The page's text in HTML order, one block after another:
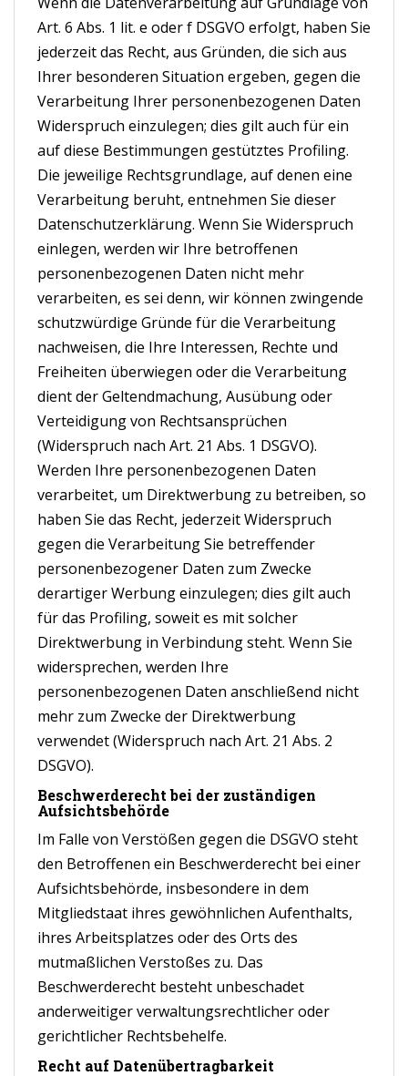
Art. 6 Abs. 1 lit. e oder f DSGVO erfolgt, haben Sie
jederzeit das Recht, aus Gründen, die sich aus
Ihrer besonderen Situation ergeben, gegen die
Verarbeitung Ihrer personenbezogenen Daten
Widerspruch einzulegen; dies gilt auch für ein
auf diese Bestimmungen gestütztes Profiling.
Die jeweilige Rechtsgrundlage, auf denen eine
Verarbeitung beruht, entnehmen Sie dieser
Datenschutzerklärung. Wenn Sie Widerspruch
einlegen, werden wir Ihre betroffenen
personenbezogenen Daten nicht mehr
verarbeiten, es sei denn, wir können zwingende
schutzwürdige Gründe für die Verarbeitung
nachweisen, die Ihre Interessen, Rechte und
Freiheiten überwiegen oder die Verarbeitung
dient der Geltendmachung, Ausübung oder
Verteidigung von Rechtsansprüchen
(Widerspruch nach Art. 21 Abs. 1 DSGVO).
Werden Ihre personenbezogenen Daten
verarbeitet, um Direktwerbung zu betreiben, so
haben Sie das Recht, jederzeit Widerspruch
gegen die Verarbeitung Sie betreffender
personenbezogener Daten zum Zwecke
derartiger Werbung einzulegen; dies gilt auch
für das Profiling, soweit es mit solcher
Direktwerbung in Verbindung steht. Wenn Sie
widersprechen, werden Ihre
personenbezogenen Daten anschließend nicht
mehr zum Zwecke der Direktwerbung
verwendet (Widerspruch nach Art. 21 Abs. 2
DSGVO).
Beschwerderecht bei der zuständigen
Aufsichtsbehörde
Im Falle von Verstößen gegen die DSGVO steht
den Betroffenen ein Beschwerderecht bei einer
Aufsichtsbehörde, insbesondere in dem
Mitgliedstaat ihres gewöhnlichen Aufenthalts,
ihres Arbeitsplatzes oder des Orts des
mutmaßlichen Verstoßes zu. Das
Beschwerderecht besteht unbeschadet
anderweitiger verwaltungsrechtlicher oder
gerichtlicher Rechtsbehelfe.
Recht auf Datenübertragbarkeit